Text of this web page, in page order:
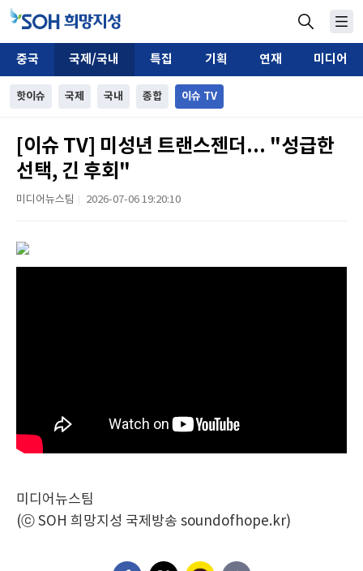
중국 국제/국내 특집 기획 연재 미디어
핫이슈 국제 국내 종합 이슈 TV
[이슈 TV] 미성년 트랜스젠더... "성급한
선택, 긴 후회"
미디어뉴스팀 2026-07-06 19:20:10
미디어뉴스팀
(ⓒ SOH 희망지성 국제방송 soundofhope.kr)